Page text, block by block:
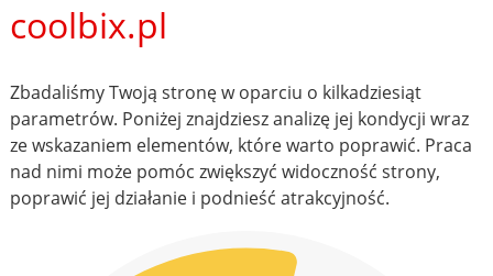
coolbix.pl
Zbadaliśmy Twoją stronę w oparciu o kilkadziesiąt
parametrów. Poniżej znajdziesz analizę jej kondycji wraz
ze wskazaniem elementów, które warto poprawić. Praca
nad nimi może pomóc zwiększyć widoczność strony,
poprawić jej działanie i podnieść atrakcyjność.